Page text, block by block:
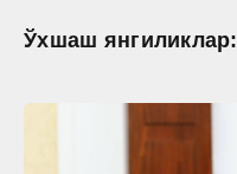
Ўхшаш янгиликлар: